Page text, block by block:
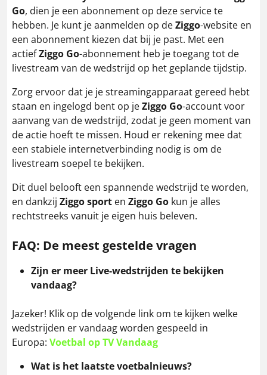
Go, dien je een abonnement op deze service te
hebben. Je kunt je aanmelden op deZiggo-website en
een abonnement kiezen dat bij je past. Met een
actiefZiggo Go-abonnement heb je toegang tot de
livestream van de wedstrijd op het geplande tijdstip.
Zorg ervoor dat je je streamingapparaat gereed hebt
staan en ingelogd bent op jeZiggo Go-account voor
aanvang van de wedstrijd, zodat je geen moment van
de actie hoeft te missen. Houd er rekening mee dat
een stabiele internetverbinding nodig is om de
livestream soepel te bekijken.
Dit duel belooft een spannende wedstrijd te worden,
en dankzij Ziggo sport en Ziggo Go kun je alles
rechtstreeks vanuit je eigen huis beleven.
FAQ: De meest gestelde vragen
Zijn er meer Live-wedstrijden te bekijken
vandaag?
Jazeker! Klik op de volgende link om te kijken welke
wedstrijden er vandaag worden gespeeld in
Europa: Voetbal op TV Vandaag
Wat is het laatste voetbalnieuws?